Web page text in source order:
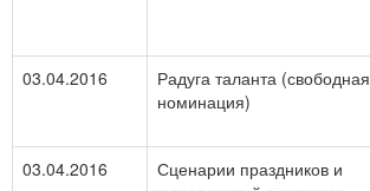
03.04.2016
Радуга таланта (свободная
номинация)
03.04.2016
Сценарии праздников и